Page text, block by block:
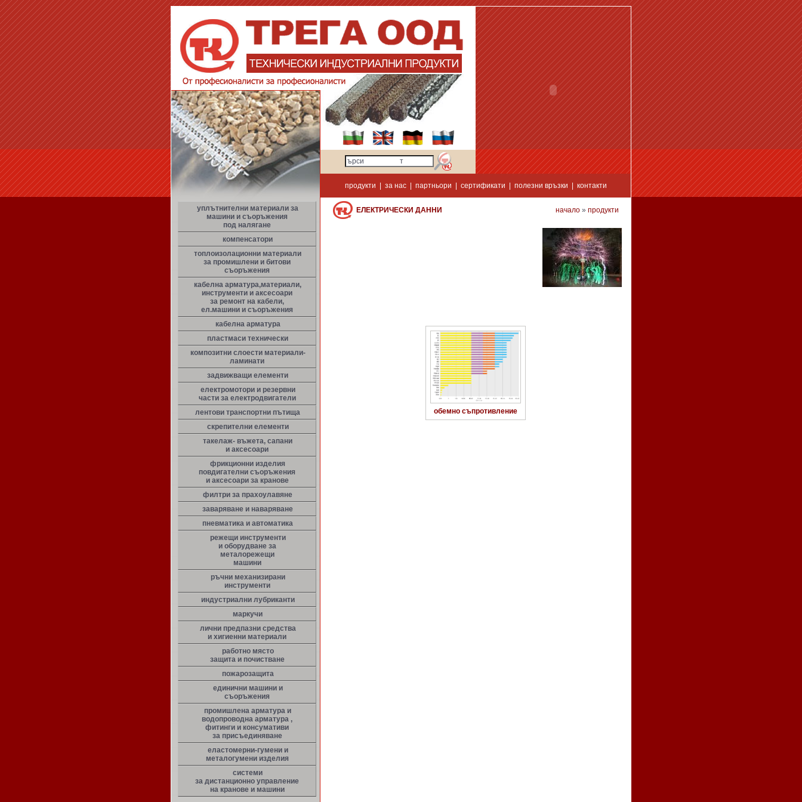
продукти за нас| партньори сертификати полезни връзки контакти
уплътнителни материали за
машини и съоръжения
под налягане
компенсатори
топлоизолационни материали
за промишлени и битови
съоръжения
кабелна арматура,материали,
инструменти и аксесоари
за ремонт на кабели,
ел.машини и съоръжения
кабелна арматура
пластмаси технически
композитни слоести материали-
ламинати
задвижващи елементи
електромотори и резервни
части за електродвигатели
лентови транспортни пътища
скрепителни елементи
такелаж- въжета, сапани
и аксесоари
фрикционни изделия
повдигателни съоръжения
и аксесоари за кранове
филтри за прахоулавяне
заваряване и наваряване
пневматика и автоматика
режещи инструменти
и оборудване за
металорежещи
машини
ръчни механизирани
инструменти
индустриални лубриканти
маркучи
лични предпазни средства
и хигиенни материали
работно място
защита и почистване
пожарозащита
единични машини и
съоръжения
промишлена арматура и
водопроводна арматура ,
фитинги и консумативи
за присъединяване
еластомерни-гумени и
металогумени изделия
системи
за дистанционно управление
на кранове и машини
ЕЛЕКТРИЧЕСКИ ДАННИ начало » продукти
обемно съпротивление